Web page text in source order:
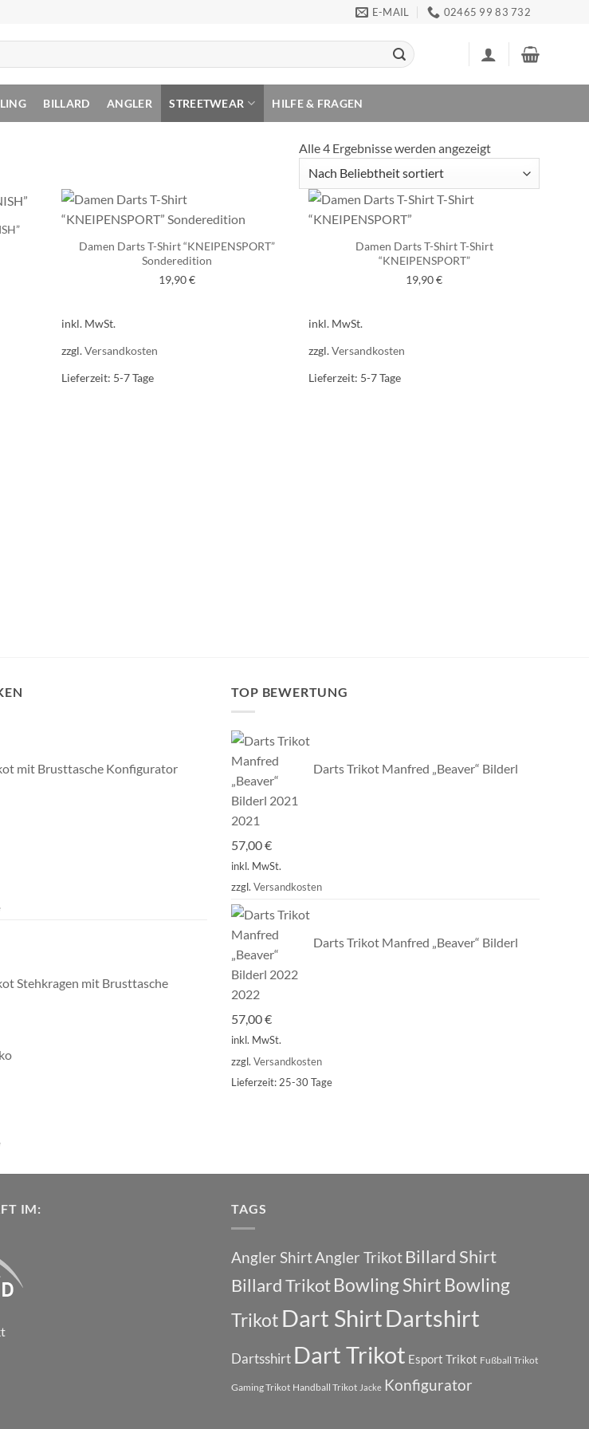
E-MAIL 02465 99 83 732
BILLARD ANGLER STREETWEAR HILFE & FRAGEN
Alle 4 Ergebnisse werden angezeigtNach
sortiert
Damen Darts T-Shirt “KNEIPENSPORT”
Sonderedition
19,90€
inkl. MwSt.
zzgl.Versandkosten
Lieferzeit: 5-7 Tage
Damen Darts T-Shirt T-Shirt
“KNEIPENSPORT”
19,90€
inkl. MwSt.
zzgl.Versandkosten
Lieferzeit: 5-7 Tage
mit Brusttasche Konfigurator
Stehkragen mit Brusttasche
TOP BEWERTUNG
Darts Trikot Manfred „Beaver“ Bilderl
2021
57,00€
inkl. MwSt.
zzgl.Versandkosten
Darts Trikot Manfred „Beaver“ Bilderl
2022
57,00€
inkl. MwSt.
zzgl.Versandkosten
Lieferzeit: 25-30 Tage
IM: TAGS
Angler ShirtAngler Trikot Billard Shirt
Billard TrikotBowling Shirt Bowling
Trikot Dart ShirtDartshirt
Dartsshirt Dart Trikot Esport Trikot Fußball Trikot
Gaming Trikot Handball Trikot Jacke Konfigurator